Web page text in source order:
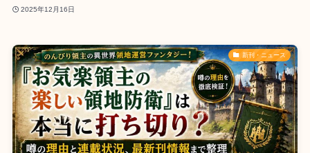
2025年12月16日
新刊・ニュース